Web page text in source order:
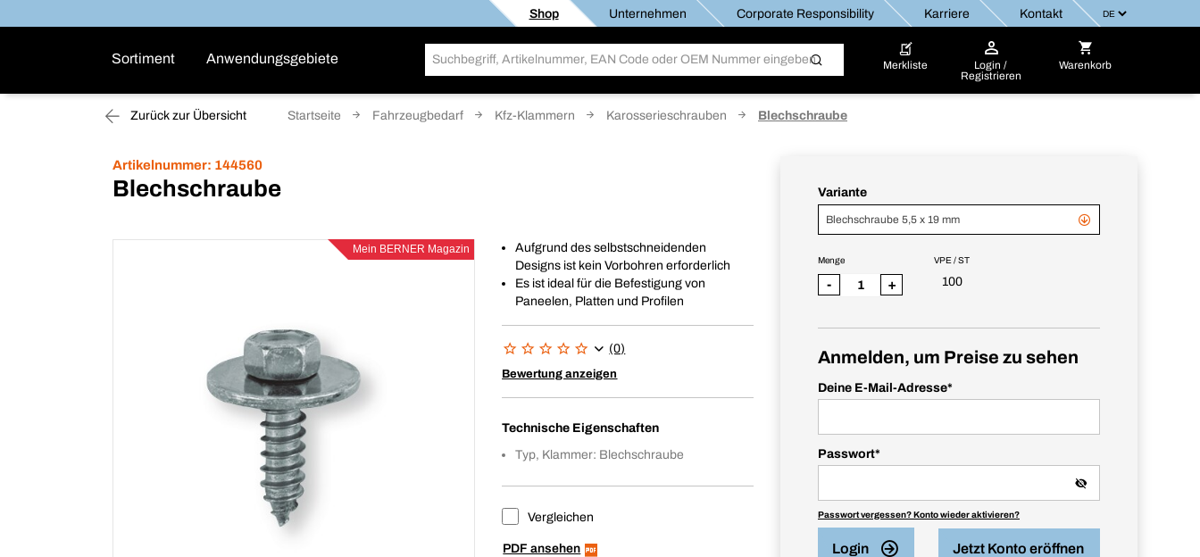
Shop Unternehmen Corporate Responsibility Karriere Kontakt
Sortiment Anwendungsgebiete Merkliste
Login /
Registrieren
Warenkorb
Zurück zur Übersicht Startseite Fahrzeugbedarf Kfz-Klammern Karosserieschrauben Blechschraube
Artikelnummer: 144560
Blechschraube
Mein BERNER Magazin
Aufgrund des selbstschneidenden
Designs ist kein Vorbohren erforderlich
Es ist ideal für die Befestigung von
Paneelen, Platten und Profilen
(0)
Bewertung anzeigen
Technische Eigenschaften
Typ, Klammer: Blechschraube
Vergleichen
PDF ansehen
Variante
Blechschraube 5,5 x 19 mm
VPE / ST
100
Menge
- +
Anmelden, um Preise zu sehen
Deine E-Mail-Adresse*
Passwort*
Passwort vergessen? Konto wieder aktivieren?
Login Jetzt Konto eröffnen